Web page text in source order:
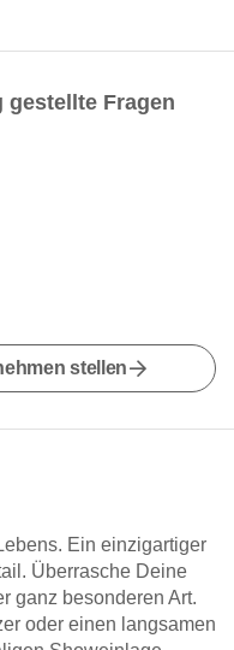
gestellte Fragen
stellen
Ein einzigartiger
Überrasche Deine
ganz besonderen Art.
oder einen langsamen